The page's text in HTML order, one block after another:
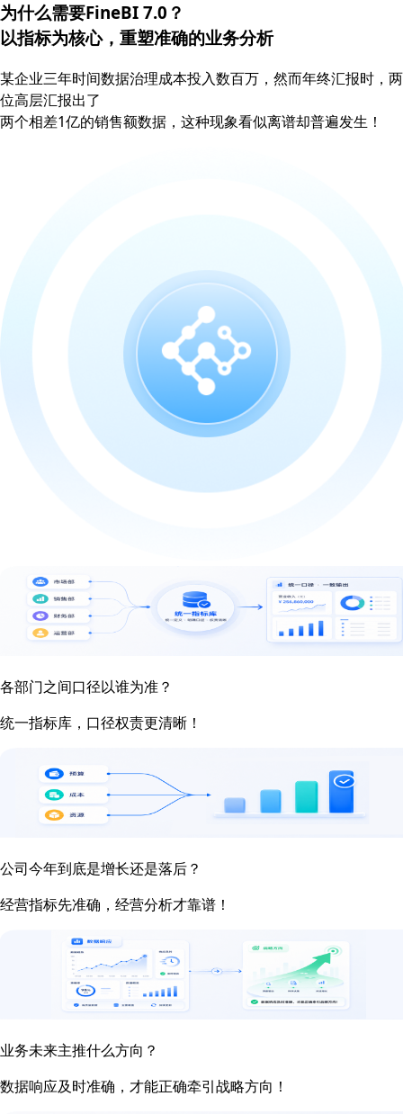
为什么需要FineBI 7.0？
以指标为核心，重塑准确的业务分析
某企业三年时间数据治理成本投入数百万，然而年终汇报时，两
位高层汇报出了
两个相差1亿的销售额数据，这种现象看似离谱却普遍发生！
各部门之间口径以谁为准？
统一指标库，口径权责更清晰！
公司今年到底是增长还是落后？
经营指标先准确，经营分析才靠谱！
业务未来主推什么方向？
数据响应及时准确，才能正确牵引战略方向！